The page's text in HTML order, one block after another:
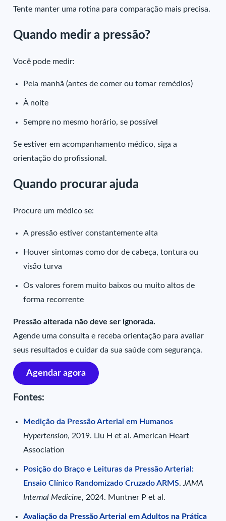
Tente manter uma rotina para comparação mais precisa.
Quando medir a pressão?
Você pode medir:
Pela manhã (antes de comer ou tomar remédios)
À noite
Sempre no mesmo horário, se possível
Se estiver em acompanhamento médico, siga a
orientação do profissional.
Quando procurar ajuda
Procure um médico se:
A pressão estiver constantemente alta
Houver sintomas como dor de cabeça, tontura ou
visão turva
Os valores forem muito baixos ou muito altos de
forma recorrente
Pressão alterada não deve ser ignorada.
Agende uma consulta e receba orientação para avaliar
seus resultados e cuidar da sua saúde com segurança.
Agendar agora
Fontes:
Medição da Pressão Arterial em Humanos
Hypertension, 2019. Liu H et al. American Heart
Association
Posição do Braço e Leituras da Pressão Arterial:
Ensaio Clínico Randomizado Cruzado ARMS. JAMA
Internal Medicine, 2024. Muntner P et al.
Avaliação da Pressão Arterial em Adultos na Prática